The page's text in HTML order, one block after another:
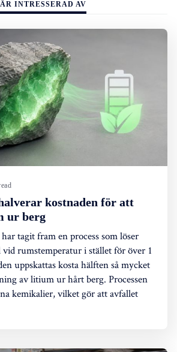
INTRESSERAD AV
kostnaden för att
ur berg
tagit fram en process som löser
rumstemperatur i stället för över 1
uppskattas kosta hälften så mycket
av litium ur hårt berg. Processen
kemikalier, vilket gör att avfallet